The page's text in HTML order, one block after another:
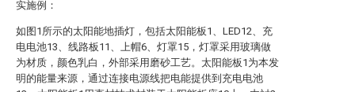
实施例：
如图1所示的太阳能地插灯，包括太阳能板1、LED12、充
电电池13、线路板11、上帽6、灯罩15，灯罩采用玻璃做
为材质，颜色乳白，外部采用磨砂工艺。太阳能板1为本发
明的能量来源，通过连接电源线把电能提供到充电电池